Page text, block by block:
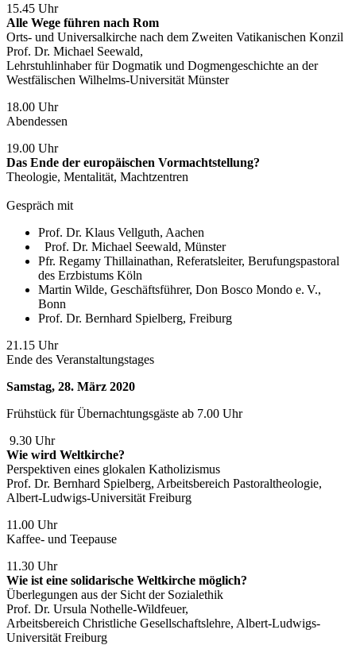
15.45 Uhr
Alle Wege führen nach Rom
Orts- und Universalkirche nach dem Zweiten Vatikanischen Konzil
Prof. Dr. Michael Seewald,
Lehrstuhlinhaber für Dogmatik und Dogmengeschichte an der
Westfälischen Wilhelms-Universität Münster
18.00 Uhr
Abendessen
19.00 Uhr
Das Ende der europäischen Vormachtstellung?
Theologie, Mentalität, Machtzentren
Gespräch mit
Prof. Dr. Klaus Vellguth, Aachen
Prof. Dr. Michael Seewald, Münster
Pfr. Regamy Thillainathan, Referatsleiter, Berufungspastoral
des Erzbistums Köln
Martin Wilde, Geschäftsführer, Don Bosco Mondo e. V.,
Bonn
Prof. Dr. Bernhard Spielberg, Freiburg
21.15 Uhr
Ende des Veranstaltungstages
Samstag, 28. März 2020
Frühstück für Übernachtungsgäste ab 7.00 Uhr
9.30 Uhr
Wie wird Weltkirche?
Perspektiven eines glokalen Katholizismus
Prof. Dr. Bernhard Spielberg, Arbeitsbereich Pastoraltheologie,
Albert-Ludwigs-Universität Freiburg
11.00 Uhr
Kaffee- und Teepause
11.30 Uhr
Wie ist eine solidarische Weltkirche möglich?
Überlegungen aus der Sicht der Sozialethik
Prof. Dr. Ursula Nothelle-Wildfeuer,
Arbeitsbereich Christliche Gesellschaftslehre, Albert-Ludwigs-
Universität Freiburg